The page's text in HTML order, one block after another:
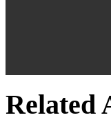
Related